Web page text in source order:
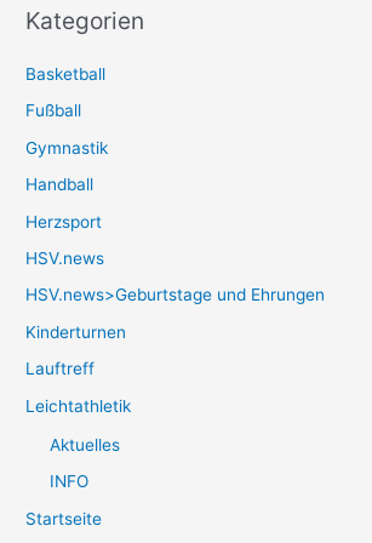
Kategorien
Basketball
Fußball
Gymnastik
Handball
Herzsport
HSV.news
HSV.news>Geburtstage und Ehrungen
Kinderturnen
Lauftreff
Leichtathletik
Aktuelles
INFO
Startseite